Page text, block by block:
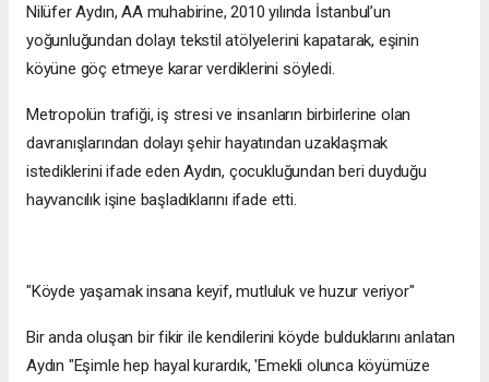
Nilüfer Aydın, AA muhabirine, 2010 yılında İstanbul’un
yoğunluğundan dolayı tekstil atölyelerini kapatarak, eşinin
köyüne göç etmeye karar verdiklerini söyledi.
Metropolün trafiği, iş stresi ve insanların birbirlerine olan
davranışlarından dolayı şehir hayatından uzaklaşmak
istediklerini ifade eden Aydın, çocukluğundan beri duyduğu
hayvancılık işine başladıklarını ifade etti.
"Köyde yaşamak insana keyif, mutluluk ve huzur veriyor"
Bir anda oluşan bir fikir ile kendilerini köyde bulduklarını anlatan
Aydın "Eşimle hep hayal kurardık, 'Emekli olunca köyümüze